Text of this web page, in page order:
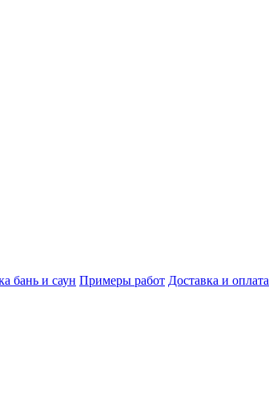
бань и саун Примеры работ Доставка и оплата